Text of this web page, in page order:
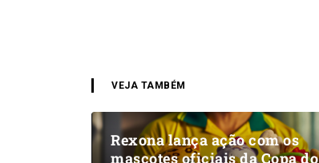
VEJA TAMBÉM
Rexona lança ação com os
mascotes oficiais da Copa do